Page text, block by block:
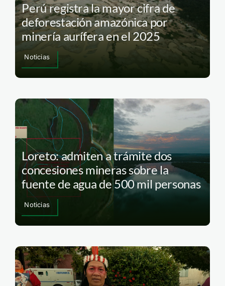
Perú registra la mayor cifra de
deforestación amazónica por
minería aurífera en el 2025
Noticias
Loreto: admiten a trámite dos
concesiones mineras sobre la
fuente de agua de 500 mil personas
Noticias